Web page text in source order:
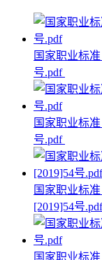
国家职业标
号.pdf
国家职业标
号.pdf
国家职业标
[2019]54号
国家职业标